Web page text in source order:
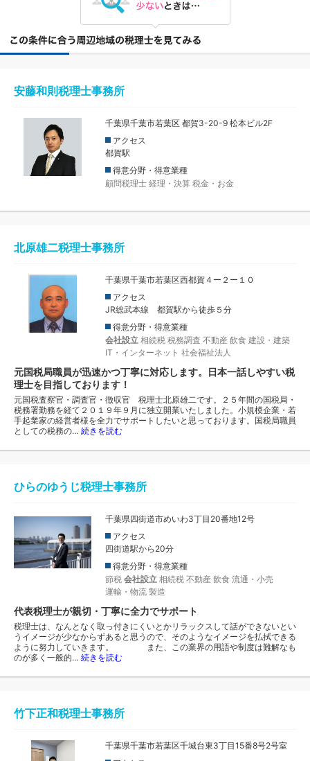
安藤和則税理士事務所
千葉県千葉市若葉区 都賀3-20-9 松本ビル2F
アクセス
都賀駅
得意分野・得意業種
顧問税理士 経理・決算 税金・お金
北原雄二税理士事務所
千葉県千葉市若葉区西都賀４ー２ー１０
アクセス
JR総武本線 都賀駅から徒歩５分
得意分野・得意業種
会社設立 相続税 税務調査 不動産 飲食 建設・建築
IT・インターネット 社会福祉法人
元国税局職員が迅速かつ丁寧に対応します。日本一話しやすい税
理士を目指しております！
元国税査察官・調査官・徴収官 税理士北原雄二です。２５年間の国税局・
税務署勤務を経て２０１９年９月に独立開業いたしました。小規模企業・若
手起業家の経営者様を全力でサポートしたいと思っております。国税局職員
としての税務の… 続きを読む
ひらのゆうじ税理士事務所
千葉県四街道市めいわ3丁目20番地12号
アクセス
四街道駅から20分
得意分野・得意業種
節税 会社設立 相続税 不動産 飲食 流通・小売
運輸・物流 製造
代表税理士が親切・丁寧に全力でサポート
税理士は、なんとなく取っ付きにくいとかリラックスして話ができないとい
うイメージが少なからずあると思うので、そのようなイメージを払拭できる
ように努力していきます。 また、この業界の用語や制度は難解なも
のが多く一般的… 続きを読む
竹下正和税理士事務所
千葉県千葉市若葉区千城台東3丁目15番8号2号室